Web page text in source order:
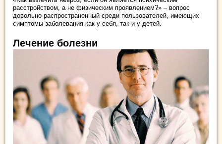
расстройством, а не физическим проявлением?» – вопрос
довольно распространенный среди пользователей, имеющих
симптомы заболевания как у себя, так и у детей.
Лечение болезни